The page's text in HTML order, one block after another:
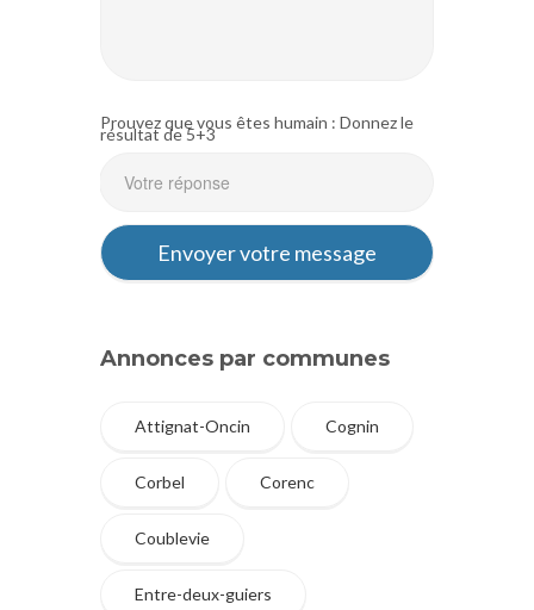
Prouvez que vous êtes humain : Donnez le
résultat de 5+3
Annonces par communes
Attignat-Oncin Cognin
Corbel Corenc
Coublevie
Entre-deux-guiers